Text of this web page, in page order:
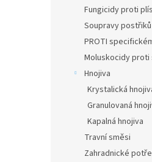
Fungicidy proti
Soupravy postřiků
PROTI
Moluskocidy proti
Hnojiva
Krystalická
Granulovaná
Kapalná hnojiva
Travní směsi
Zahradnické